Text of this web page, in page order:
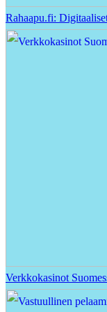
Rahaapu.fi:
Verkkokasinot